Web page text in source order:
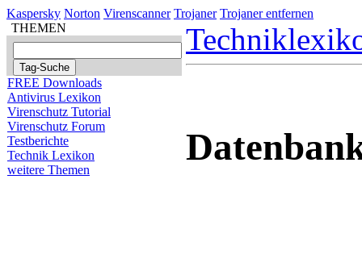
Kaspersky Norton Virenscanner Trojaner Trojaner entfernen
THEMEN
FREE Downloads
Antivirus Lexikon
Virenschutz Tutorial
Virenschutz Forum
Testberichte
Technik Lexikon
weitere Themen